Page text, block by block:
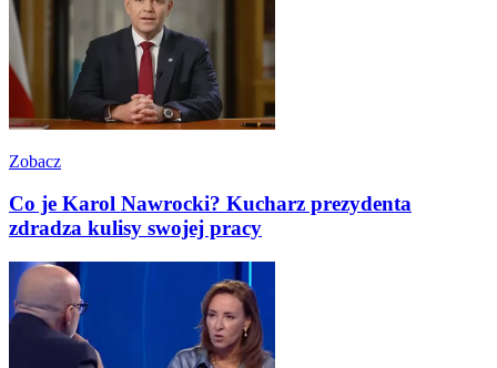
Zobacz
Co je Karol Nawrocki? Kucharz prezydenta
zdradza kulisy swojej pracy